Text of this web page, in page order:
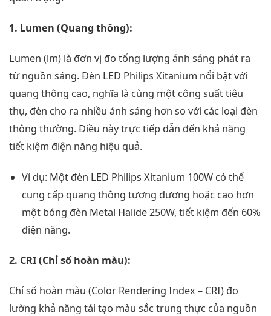
1. Lumen (Quang thông):
Lumen (lm) là đơn vị đo tổng lượng ánh sáng phát ra
từ nguồn sáng. Đèn LED Philips Xitanium nổi bật với
quang thông cao, nghĩa là cùng một công suất tiêu
thụ, đèn cho ra nhiều ánh sáng hơn so với các loại đèn
thông thường. Điều này trực tiếp dẫn đến khả năng
tiết kiệm điện năng hiệu quả.
Ví dụ: Một đèn LED Philips Xitanium 100W có thể
cung cấp quang thông tương đương hoặc cao hơn
một bóng đèn Metal Halide 250W, tiết kiệm đến 60%
điện năng.
2. CRI (Chỉ số hoàn màu):
Chỉ số hoàn màu (Color Rendering Index – CRI) đo
lường khả năng tái tạo màu sắc trung thực của nguồn